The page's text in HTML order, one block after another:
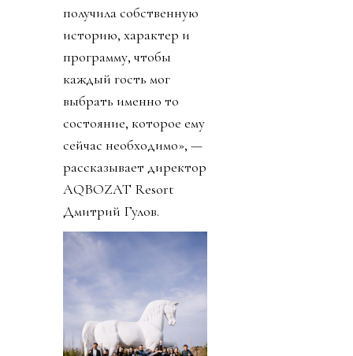
получила собственную
историю, характер и
программу, чтобы
каждый гость мог
выбрать именно то
состояние, которое ему
сейчас необходимо», —
рассказывает директор
AQBOZAT Resort
Дмитрий Гулов.